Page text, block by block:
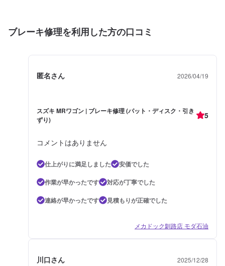
ブレーキ修理を利用した方の口コミ
匿名さん 2026/04/19
スズキ MRワゴン | ブレーキ修理 (パット・ディスク・引き
ずり)
5
コメントはありません
仕上がりに満足しました
安価でした
作業が早かったです
対応が丁寧でした
連絡が早かったです
見積もりが正確でした
メカドック釧路店 モダ石油
川口さん 2025/12/28